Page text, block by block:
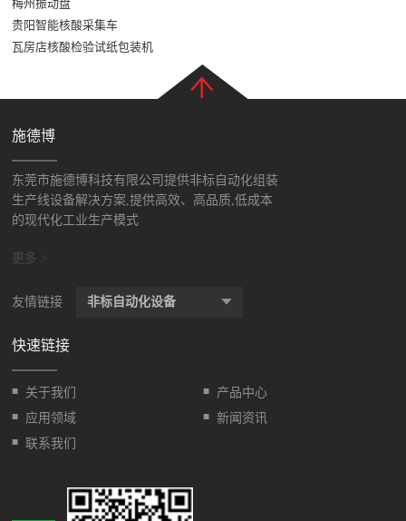
梅州振动盘
贵阳智能核酸采集车
瓦房店核酸检验试纸包装机
施德博
东莞市施德博科技有限公司提供非标自动化组装
生产线设备解决方案,提供高效、高品质,低成本
的现代化工业生产模式
更多 >
友情链接 非标自动化设备
快速链接
■ 关于我们 ■ 产品中心
■ 应用领域 ■ 新闻资讯
■ 联系我们